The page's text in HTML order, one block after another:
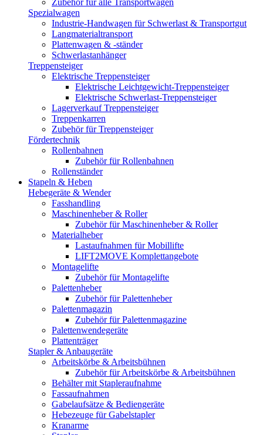
Zubehör für alle Transportwagen
Spezialwagen
Industrie-Handwagen für Schwerlast & Transportgut
Langmaterialtransport
Plattenwagen & -ständer
Schwerlastanhänger
Treppensteiger
Elektrische Treppensteiger
Elektrische Leichtgewicht-Treppensteiger
Elektrische Schwerlast-Treppensteiger
Lagerverkauf Treppensteiger
Treppenkarren
Zubehör für Treppensteiger
Fördertechnik
Rollenbahnen
Zubehör für Rollenbahnen
Rollenständer
Stapeln & Heben
Hebegeräte & Wender
Fasshandling
Maschinenheber & Roller
Zubehör für Maschinenheber & Roller
Materialheber
Lastaufnahmen für Mobillifte
LIFT2MOVE Komplettangebote
Montagelifte
Zubehör für Montagelifte
Palettenheber
Zubehör für Palettenheber
Palettenmagazin
Zubehör für Palettenmagazine
Palettenwendegeräte
Plattenträger
Stapler & Anbaugeräte
Arbeitskörbe & Arbeitsbühnen
Zubehör für Arbeitskörbe & Arbeitsbühnen
Behälter mit Stapleraufnahme
Fassaufnahmen
Gabelaufsätze & Bediengeräte
Hebezeuge für Gabelstapler
Kranarme